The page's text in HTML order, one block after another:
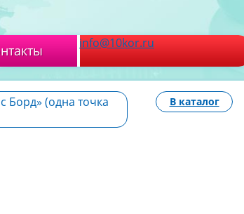
info@10kor.ru
Борд» (одна точка
В каталог